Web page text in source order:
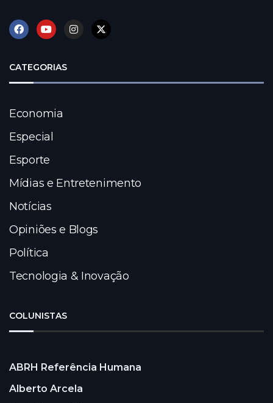
CATEGORIAS
Economia
Especial
Esporte
Mídias e Entretenimento
Notícias
Opiniões e Blogs
Política
Tecnologia & Inovação
COLUNISTAS
ABRH Referência Humana
Alberto Arcela